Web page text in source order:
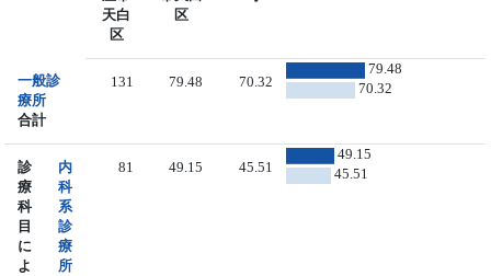
天白
区
区
一般診
療所
合計
131 79.48 70.32
79.48
70.32
診
療
科
目
に
よ
内
科
系
診
療
所
81 49.15 45.51
49.15
45.51